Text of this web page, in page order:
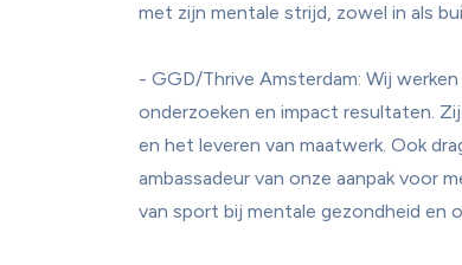
met zijn mentale strijd, zowel in als
- GGD/Thrive Amsterdam: Wij
onderzoeken en impact resultaten.
en het leveren van maatwerk. Ook
ambassadeur van onze aanpak voor
van sport bij mentale gezondheid en